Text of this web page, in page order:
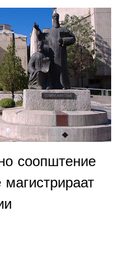
соопштение
магистрираат